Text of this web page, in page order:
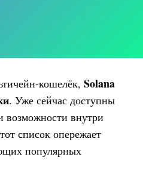
кошелёк, Solana
. Уже сейчас доступны
возможности внутри
список опережает
популярных